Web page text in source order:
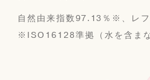
自然由来指数97.13％※、レ
※ISO16128準拠（水を含まな